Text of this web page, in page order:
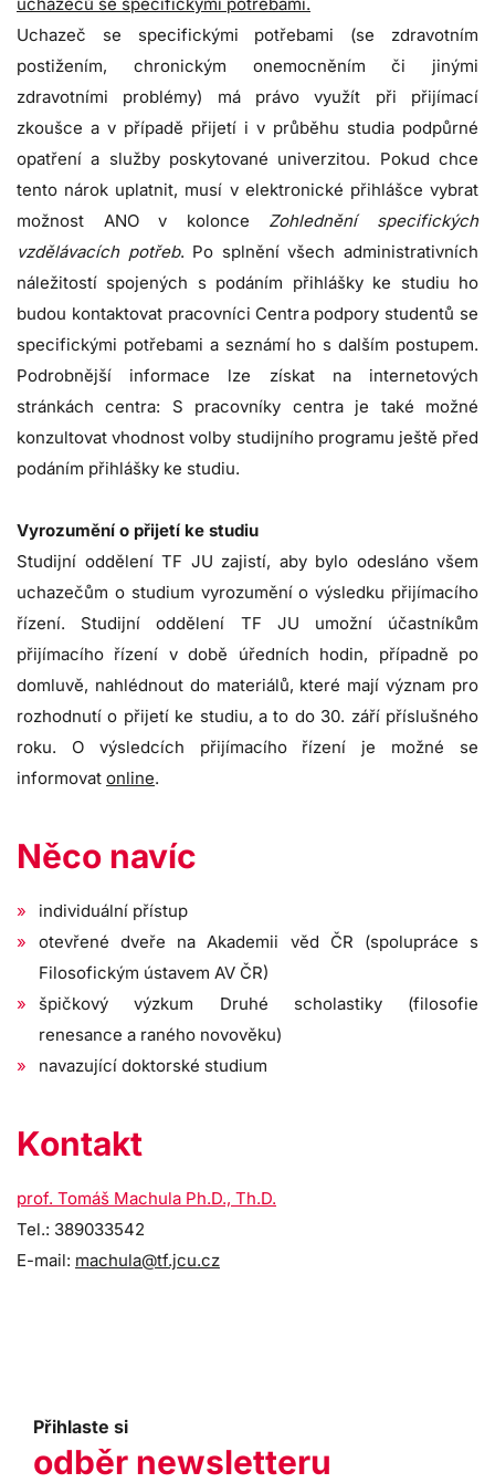
Uchazeč se specifickými potřebami (se zdravotním
postižením, chronickým onemocněním či jinými
zdravotními problémy) má právo využít při přijímací
zkoušce a v případě přijetí i v průběhu studia podpůrné
opatření a služby poskytované univerzitou. Pokud chce
tento nárok uplatnit, musí v elektronické přihlášce vybrat
možnost ANO v kolonce Zohlednění specifických
vzdělávacích potřeb. Po splnění všech administrativních
náležitostí spojených s podáním přihlášky ke studiu ho
budou kontaktovat pracovníci Centra podpory studentů se
specifickými potřebami a seznámí ho s dalším postupem.
Podrobnější informace lze získat na internetových
stránkách centra: S pracovníky centra je také možné
konzultovat vhodnost volby studijního programu ještě před
podáním přihlášky ke studiu.
Vyrozumění o přijetí ke studiu
Studijní oddělení TF JU zajistí, aby bylo odesláno všem
uchazečům o studium vyrozumění o výsledku přijímacího
řízení. Studijní oddělení TF JU umožní účastníkům
přijímacího řízení v době úředních hodin, případně po
domluvě, nahlédnout do materiálů, které mají význam pro
rozhodnutí o přijetí ke studiu, a to do 30. září příslušného
roku. O výsledcích přijímacího řízení je možné se
informovat online.
Něco navíc
individuální přístup
otevřené dveře na Akademii věd ČR (spolupráce s
Filosofickým ústavem AV ČR)
špičkový výzkum Druhé scholastiky (filosofie
renesance a raného novověku)
navazující doktorské studium
Kontakt
prof. Tomáš Machula Ph.D., Th.D.
Tel.: 389033542
E-mail: machula@tf.jcu.cz
Přihlaste si
odběr newsletteru